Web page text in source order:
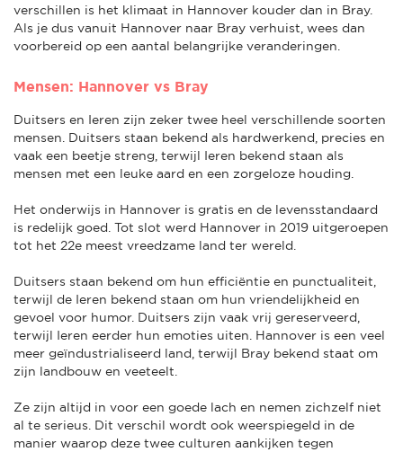
verschillen is het klimaat in Hannover kouder dan in Bray.
Als je dus vanuit Hannover naar Bray verhuist, wees dan
voorbereid op een aantal belangrijke veranderingen.
Mensen: Hannover vs Bray
Duitsers en Ieren zijn zeker twee heel verschillende soorten
mensen. Duitsers staan bekend als hardwerkend, precies en
vaak een beetje streng, terwijl Ieren bekend staan als
mensen met een leuke aard en een zorgeloze houding.
Het onderwijs in Hannover is gratis en de levensstandaard
is redelijk goed. Tot slot werd Hannover in 2019 uitgeroepen
tot het 22e meest vreedzame land ter wereld.
Duitsers staan bekend om hun efficiëntie en punctualiteit,
terwijl de Ieren bekend staan om hun vriendelijkheid en
gevoel voor humor. Duitsers zijn vaak vrij gereserveerd,
terwijl Ieren eerder hun emoties uiten. Hannover is een veel
meer geïndustrialiseerd land, terwijl Bray bekend staat om
zijn landbouw en veeteelt.
Ze zijn altijd in voor een goede lach en nemen zichzelf niet
al te serieus. Dit verschil wordt ook weerspiegeld in de
manier waarop deze twee culturen aankijken tegen